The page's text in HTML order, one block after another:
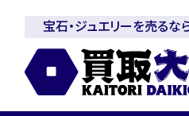
宝石・ジュエリーを売るな